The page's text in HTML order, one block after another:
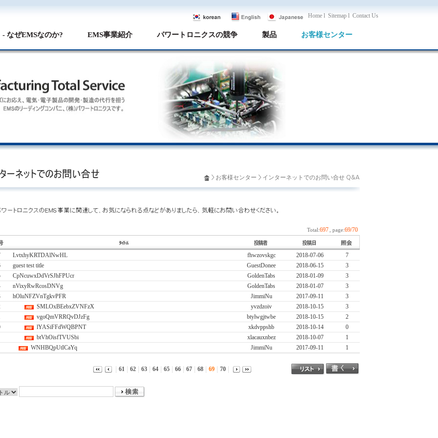
Home l Sitemap l Contact Us
- なぜEMSなのか? EMS事業紹介 パワートロニクスの競争 製品 お客様センター
> お客様センター > インターネットでのお問い合せ Q&A
Total:697 , page:69/70
LvtxhyKRTDAlNwHL fhwzovskgc 2018-07-06
7
guest test title GuestDonee 2018-06-15
3
CpNcuwxDdVrSJhFPUcr GoldenTabs 2018-01-09
3
nVixyRwRcosDNVg GoldenTabs 2018-01-07
3
hOluNFZVnTgkvPFR JimmiNu 2017-09-11
3
SMLOxBEebxZVNFzX yvzdzoiv 2018-10-15
3
vgoQmVRRQvDJzFg btylwgjtwbe 2018-10-15
2
lYASiFFdWQBPNT xkdvppshb 2018-10-14
0
btVhOisfTVUSbi
xlacauxnbez 2018-10-07
1
WNHBQpUtICaYq
JimmiNu 2017-09-11 1
61 62 63 64 65 66 67 68 69 70